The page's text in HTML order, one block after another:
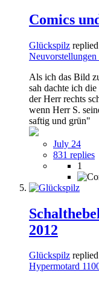
Comics
Glückspilz
Als ich das Bild
sah dachte ich
der Herr rechts
wenn Herr S.
saftig und grün"
July 24
831 replies
1
2012
Glückspilz
Hypermotard